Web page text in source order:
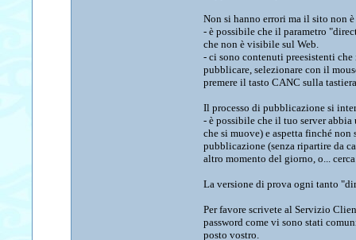
Non si hanno errori ma il sito non
- è possibile che il parametro
che non è visibile sul Web.
- ci sono contenuti preesistenti
pubblicare, selezionare con il
premere il tasto CANC sulla
Il processo di pubblicazione si
- è possibile che il tuo server
che si muove) e aspetta finché
pubblicazione (senza ripartire da
altro momento del giorno, o...
La versione di prova ogni tanto
Per favore scrivete al Servizio
password come vi sono stati
posto vostro.